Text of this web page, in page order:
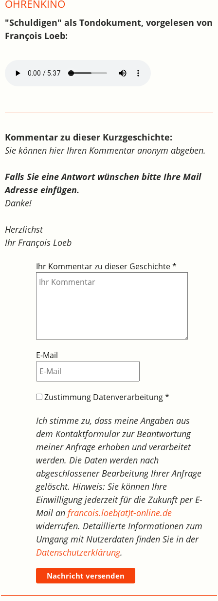
OHRENKINO
"Schuldigen" als Tondokument, vorgelesen von
François Loeb:
Kommentar zu dieser Kurzgeschichte:
Sie können hier Ihren Kommentar anonym abgeben.
Falls Sie eine Antwort wünschen bitte Ihre Mail
Adresse einfügen.
Danke!
Herzlichst
Ihr François Loeb
Ihr Kommentar zu dieser Geschichte*
E-Mail
Zustimmung Datenverarbeitung*
Ich stimme zu, dass meine Angaben aus
dem Kontaktformular zur Beantwortung
meiner Anfrage erhoben und verarbeitet
werden. Die Daten werden nach
abgeschlossener Bearbeitung Ihrer Anfrage
gelöscht. Hinweis: Sie können Ihre
Einwilligung jederzeit für die Zukunft per E-
Mail an francois.loeb(at)t-online.de
widerrufen. Detaillierte Informationen zum
Umgang mit Nutzerdaten finden Sie in der
Datenschutzerklärung.
Nachricht versenden